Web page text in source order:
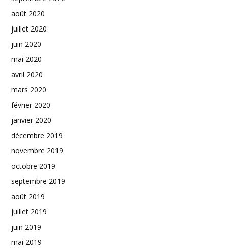
août 2020
juillet 2020
juin 2020
mai 2020
avril 2020
mars 2020
février 2020
janvier 2020
décembre 2019
novembre 2019
octobre 2019
septembre 2019
août 2019
juillet 2019
juin 2019
mai 2019